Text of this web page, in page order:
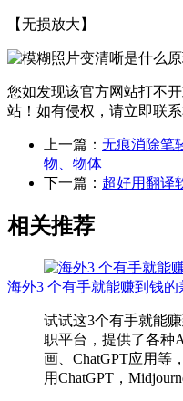
【无损放大】
您如发现该官方网站打不
站！如有侵权，请立即联系
上一篇： 无痕消除笔
物、物体
下一篇： 超好用翻译
相关推荐
海外3 个有手就能赚到钱的
试试这3个有手就能
职平台，提供了各种
画、ChatGPT应用等
用ChatGPT，